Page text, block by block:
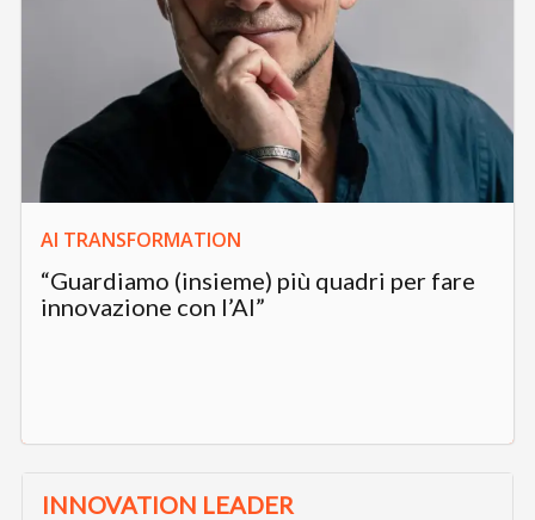
AI TRANSFORMATION
“Guardiamo (insieme) più quadri per fare
innovazione con l’AI”
INNOVATION LEADER